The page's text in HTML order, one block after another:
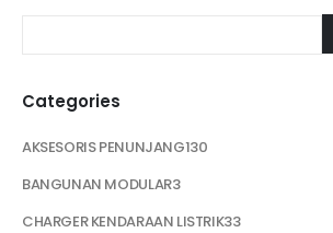
Categories
AKSESORIS PENUNJANG130
BANGUNAN MODULAR3
CHARGER KENDARAAN LISTRIK33